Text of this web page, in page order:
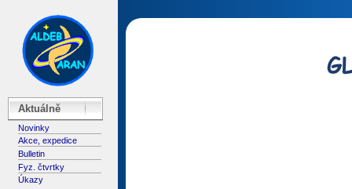
Aktuálně
Novinky
Akce, expedice
Bulletin
Fyz. čtvrtky
Úkazy